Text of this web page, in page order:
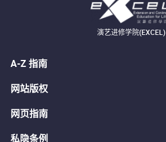
演艺进修学院(EXCEL)
A-Z 指南
网站版权
网页指南
私隐条例